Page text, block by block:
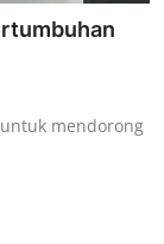
mendorong